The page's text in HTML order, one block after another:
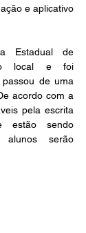
e aplicativo
Estadual de
o local e foi
de uma
acordo com a
pela escrita
estão sendo
serão